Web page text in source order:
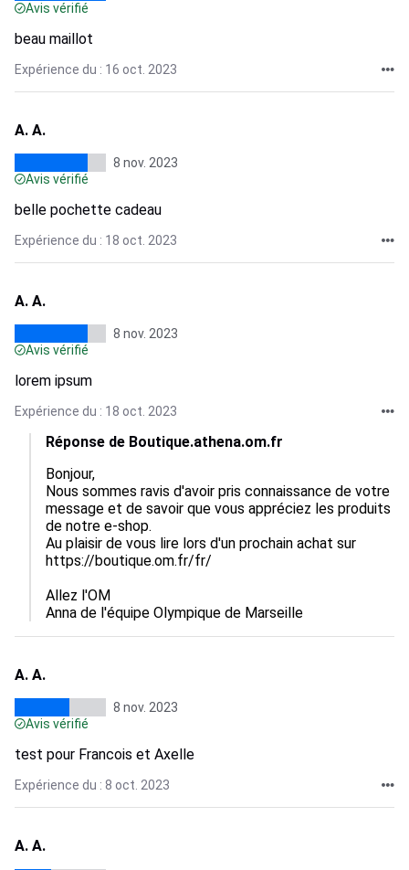
Avis vérifié
beau maillot
Expérience du : 16 oct. 2023
A. A.
8 nov. 2023
Avis vérifié
belle pochette cadeau
Expérience du : 18 oct. 2023
A. A.
8 nov. 2023
Avis vérifié
lorem ipsum
Expérience du : 18 oct. 2023
Réponse de Boutique.athena.om.fr
Bonjour,
Nous sommes ravis d'avoir pris connaissance de votre
message et de savoir que vous appréciez les produits
de notre e-shop.
Au plaisir de vous lire lors d'un prochain achat sur
https://boutique.om.fr/fr/
Allez l'OM
Anna de l'équipe Olympique de Marseille
A. A.
8 nov. 2023
Avis vérifié
test pour Francois et Axelle
Expérience du : 8 oct. 2023
A. A.